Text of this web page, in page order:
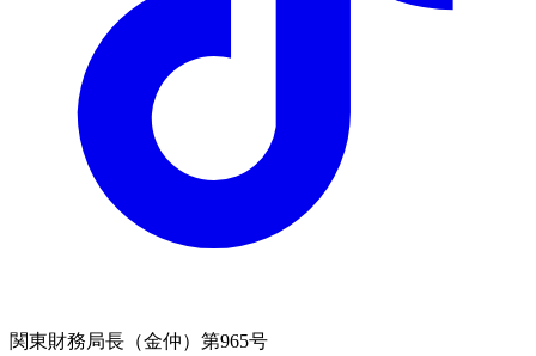
関東財務局長（金仲）第965号